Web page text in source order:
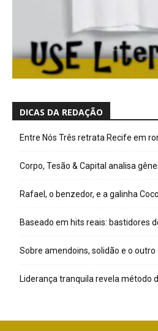
DICAS DA REDAÇÃO
Entre Nós Três retrata Recife em
Corpo, Tesão & Capital analisa
Rafael, o benzedor, e a galinha
Baseado em hits reais: bastidores
Sobre amendoins, solidão e o
Liderança tranquila revela método